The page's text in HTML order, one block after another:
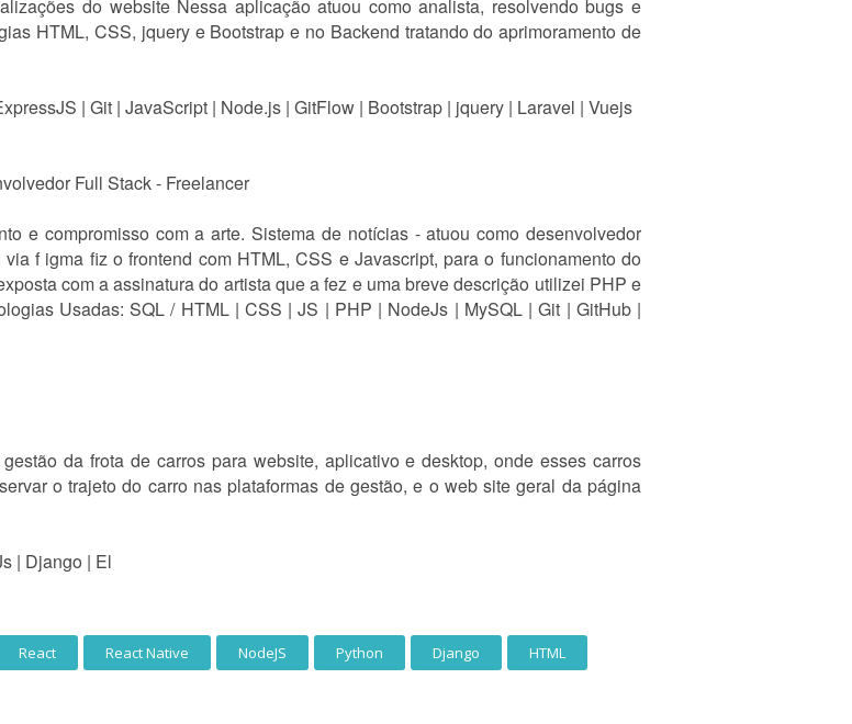
do website Nessa aplicação atuou como analista, resolvendo bugs e
HTML, CSS, jquery e Bootstrap e no Backend tratando do aprimoramento de
| Git | JavaScript | Node.js | GitFlow | Bootstrap | jquery | Laravel | Vuejs
Full Stack - Freelancer
e compromisso com a arte. Sistema de notícias - atuou como desenvolvedor
f igma fiz o frontend com HTML, CSS e Javascript, para o funcionamento do
com a assinatura do artista que a fez e uma breve descrição utilizei PHP e
Usadas: SQL / HTML | CSS | JS | PHP | NodeJs | MySQL | Git | GitHub |
da frota de carros para website, aplicativo e desktop, onde esses carros
o trajeto do carro nas plataformas de gestão, e o web site geral da página
| Django | El
React React Native NodeJS Python Django HTML